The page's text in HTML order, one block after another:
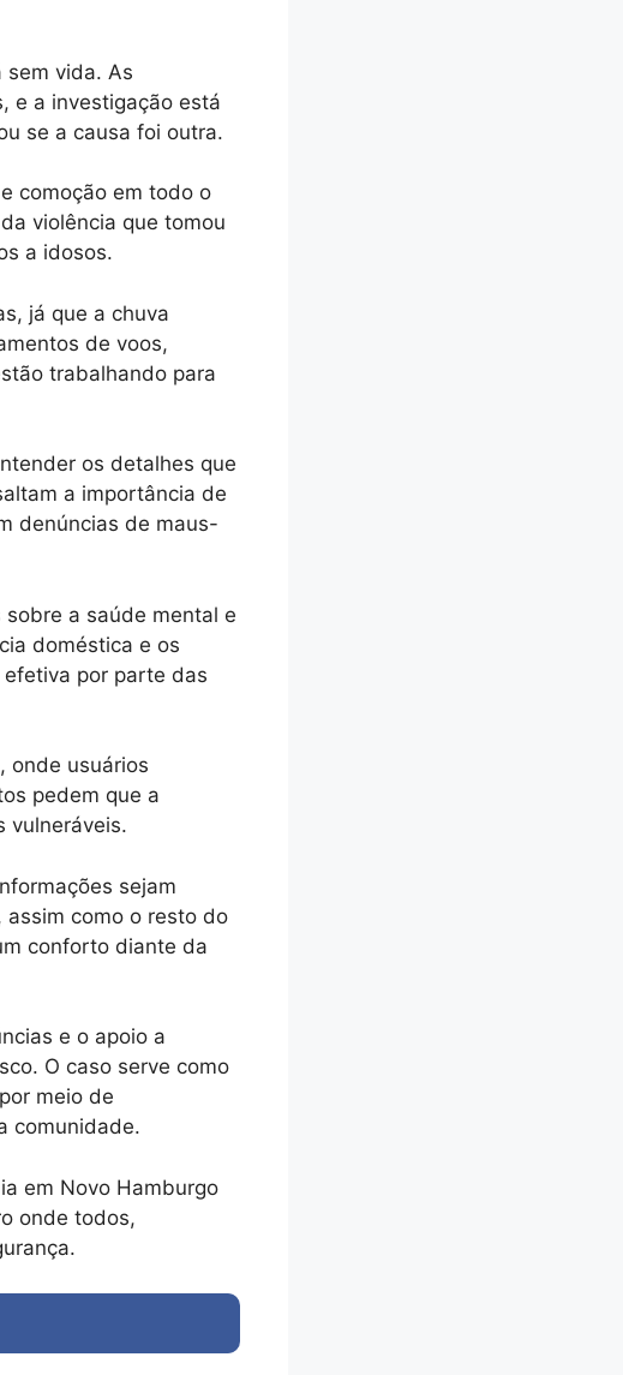
sem vida. As
e a investigação está
se a causa foi outra.
comoção em todo o
violência que tomou
a idosos.
já que a chuva
de voos,
trabalhando para
os detalhes que
a importância de
denúncias de maus-
a saúde mental e
doméstica e os
por parte das
onde usuários
pedem que a
vulneráveis.
sejam
assim como o resto do
conforto diante da
e o apoio a
O caso serve como
meio de
comunidade.
em Novo Hamburgo
onde todos,